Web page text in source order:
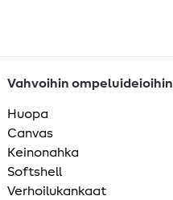
Vahvoihin ompeluideioihin
Huopa
Canvas
Keinonahka
Softshell
Verhoilukankaat